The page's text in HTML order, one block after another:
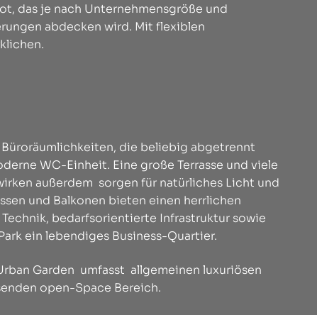
das je nach Unternehmensgröße und
abdecken wird. Mit flexiblen
die beliebig abgetrennt
WC-Einheit. Eine große Terrasse und viele
außerdem sorgen für natürliches Licht und
und Balkonen bieten einen herrlichen
bedarfsorientierte Infrastruktur sowie
ein lebendiges Business-Quartier.
Garden umfasst allgemeinen luxuriösen
open-Space Bereich.